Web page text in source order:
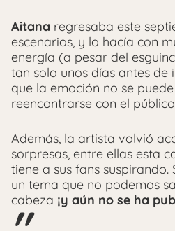
Aitana regresaba este
escenarios, y lo hacía con
energía (a pesar del
tan solo unos días antes de
que la emoción no se
reencontrarse con el
Además, la artista volvió
sorpresas, entre ellas esta
tiene a sus fans suspirando.
un tema que no podemos
cabeza ¡y aún no se ha